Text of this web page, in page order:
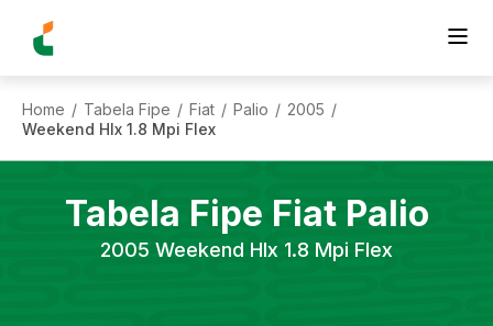
Home / Tabela Fipe / Fiat / Palio / 2005 /
Weekend Hlx 1.8 Mpi Flex
Tabela Fipe Fiat Palio
2005 Weekend Hlx 1.8 Mpi Flex